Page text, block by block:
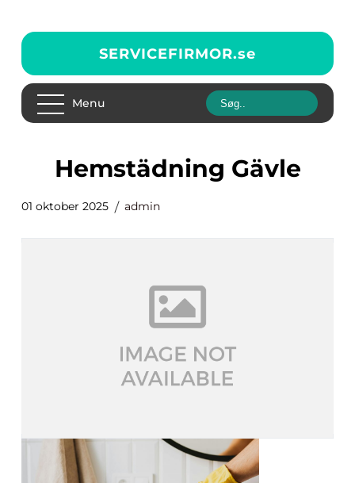
SERVICEFIRMOR.se
Menu
Hemstädning Gävle
01 oktober 2025 admin